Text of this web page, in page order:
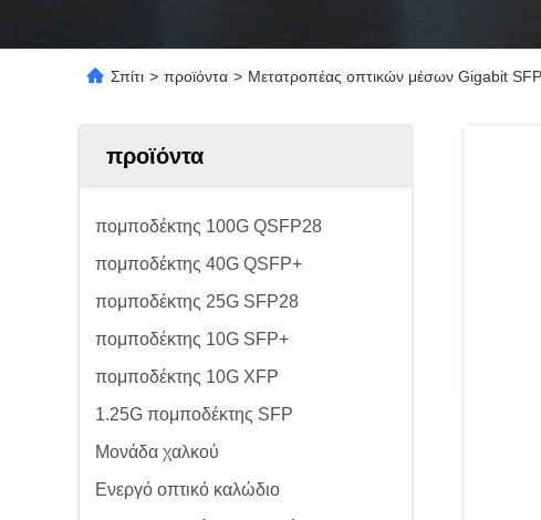
Σπίτι > προϊόντα > Μετατροπέας οπτικών μέσων Gigabit
προϊόντα
πομποδέκτης 100G QSFP28
πομποδέκτης 40G QSFP+
πομποδέκτης 25G SFP28
πομποδέκτης 10G SFP+
πομποδέκτης 10G XFP
1.25G πομποδέκτης SFP
Μονάδα χαλκού
Ενεργό οπτικό καλώδιο